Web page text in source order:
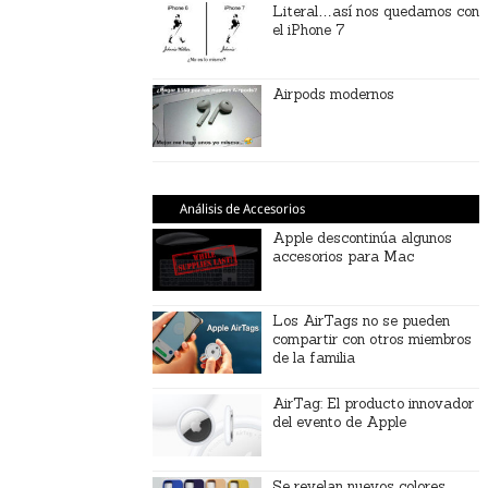
Literal…así nos quedamos con
el iPhone 7
Airpods modernos
Análisis de Accesorios
Apple descontinúa algunos
accesorios para Mac
Los AirTags no se pueden
compartir con otros miembros
de la familia
AirTag: El producto innovador
del evento de Apple